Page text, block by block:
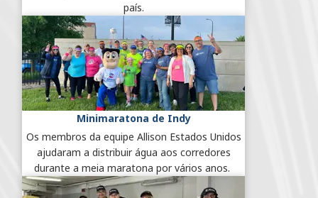
país.
Minimaratona de Indy
Os membros da equipe Allison Estados Unidos
ajudaram a distribuir água aos corredores
durante a meia maratona por vários anos.